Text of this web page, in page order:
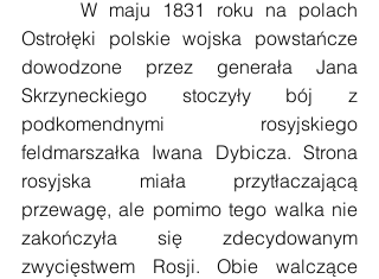
Ostrołęki polskie wojska powstańcze
dowodzone przez generała Jana
Skrzyneckiego stoczyły bój z
podkomendnymi rosyjskiego
feldmarszałka Iwana Dybicza. Strona
rosyjska miała przytłaczającą
przewagę, ale pomimo tego walka nie
zakończyła się zdecydowanym
zwycięstwem Rosji. Obie walczące